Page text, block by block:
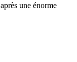
une énorme